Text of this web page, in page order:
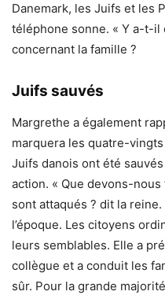
Danemark, les Juifs et les
téléphone sonne. « Y a-t-il
concernant la famille ?
Juifs sauvés
Margrethe a également
marquera les quatre-
Juifs danois ont été
action. « Que devons-
sont attaqués ? dit la reine.
l’époque. Les citoyens
leurs semblables. Elle a
collègue et a conduit les
sûr. Pour la grande